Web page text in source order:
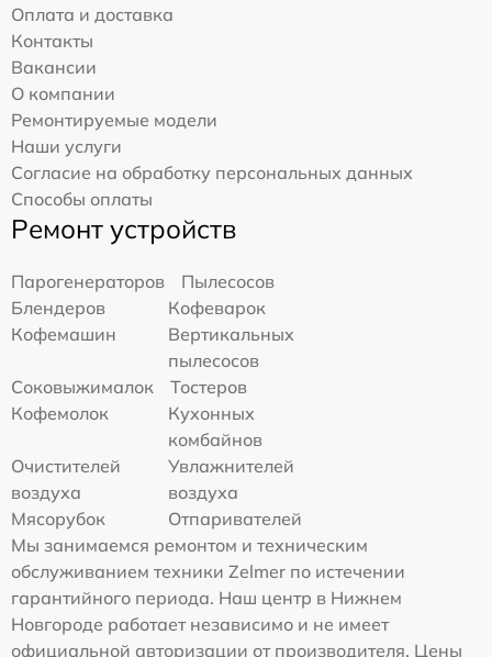
Оплата и доставка
Контакты
Вакансии
О компании
Ремонтируемые модели
Наши услуги
Согласие на обработку персональных данных
Способы оплаты
Ремонт устройств
Парогенераторов
Пылесосов
Блендеров
Кофеварок
Кофемашин
Вертикальных
пылесосов
Соковыжималок
Тостеров
Кофемолок
Кухонных
комбайнов
Очистителей
воздуха
Увлажнителей
воздуха
Мясорубок
Отпаривателей
Мы занимаемся ремонтом и техническим
обслуживанием техники Zelmer по истечении
гарантийного периода. Наш центр в Нижнем
Новгороде работает независимо и не имеет
официальной авторизации от производителя. Цены